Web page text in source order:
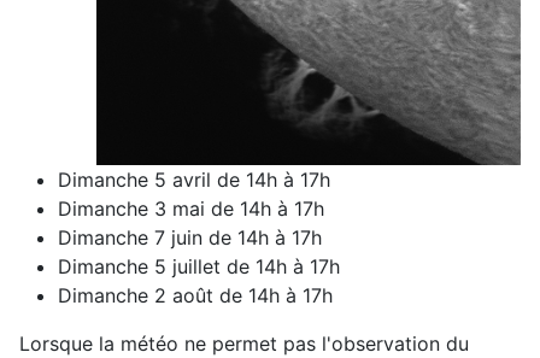
Dimanche 5 avril de 14h à 17h
Dimanche 3 mai de 14h à 17h
Dimanche 7 juin de 14h à 17h
Dimanche 5 juillet de 14h à 17h
Dimanche 2 août de 14h à 17h
Lorsque la météo ne permet pas l'observation du